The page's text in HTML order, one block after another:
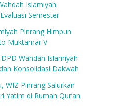
Islamiyah
Semester
Pinrang Himpun
Muktamar V
Wahdah Islamiyah
Konsolidasi Dakwah
WIZ Pinrang Salurkan
Yatim di Rumah Qur’an